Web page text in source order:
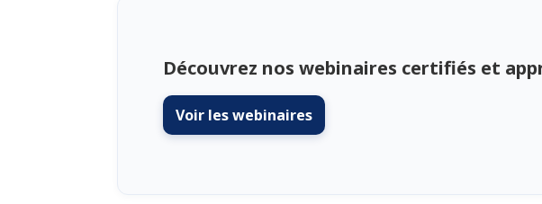
Découvrez nos webinaires certifiés et
Voir les webinaires